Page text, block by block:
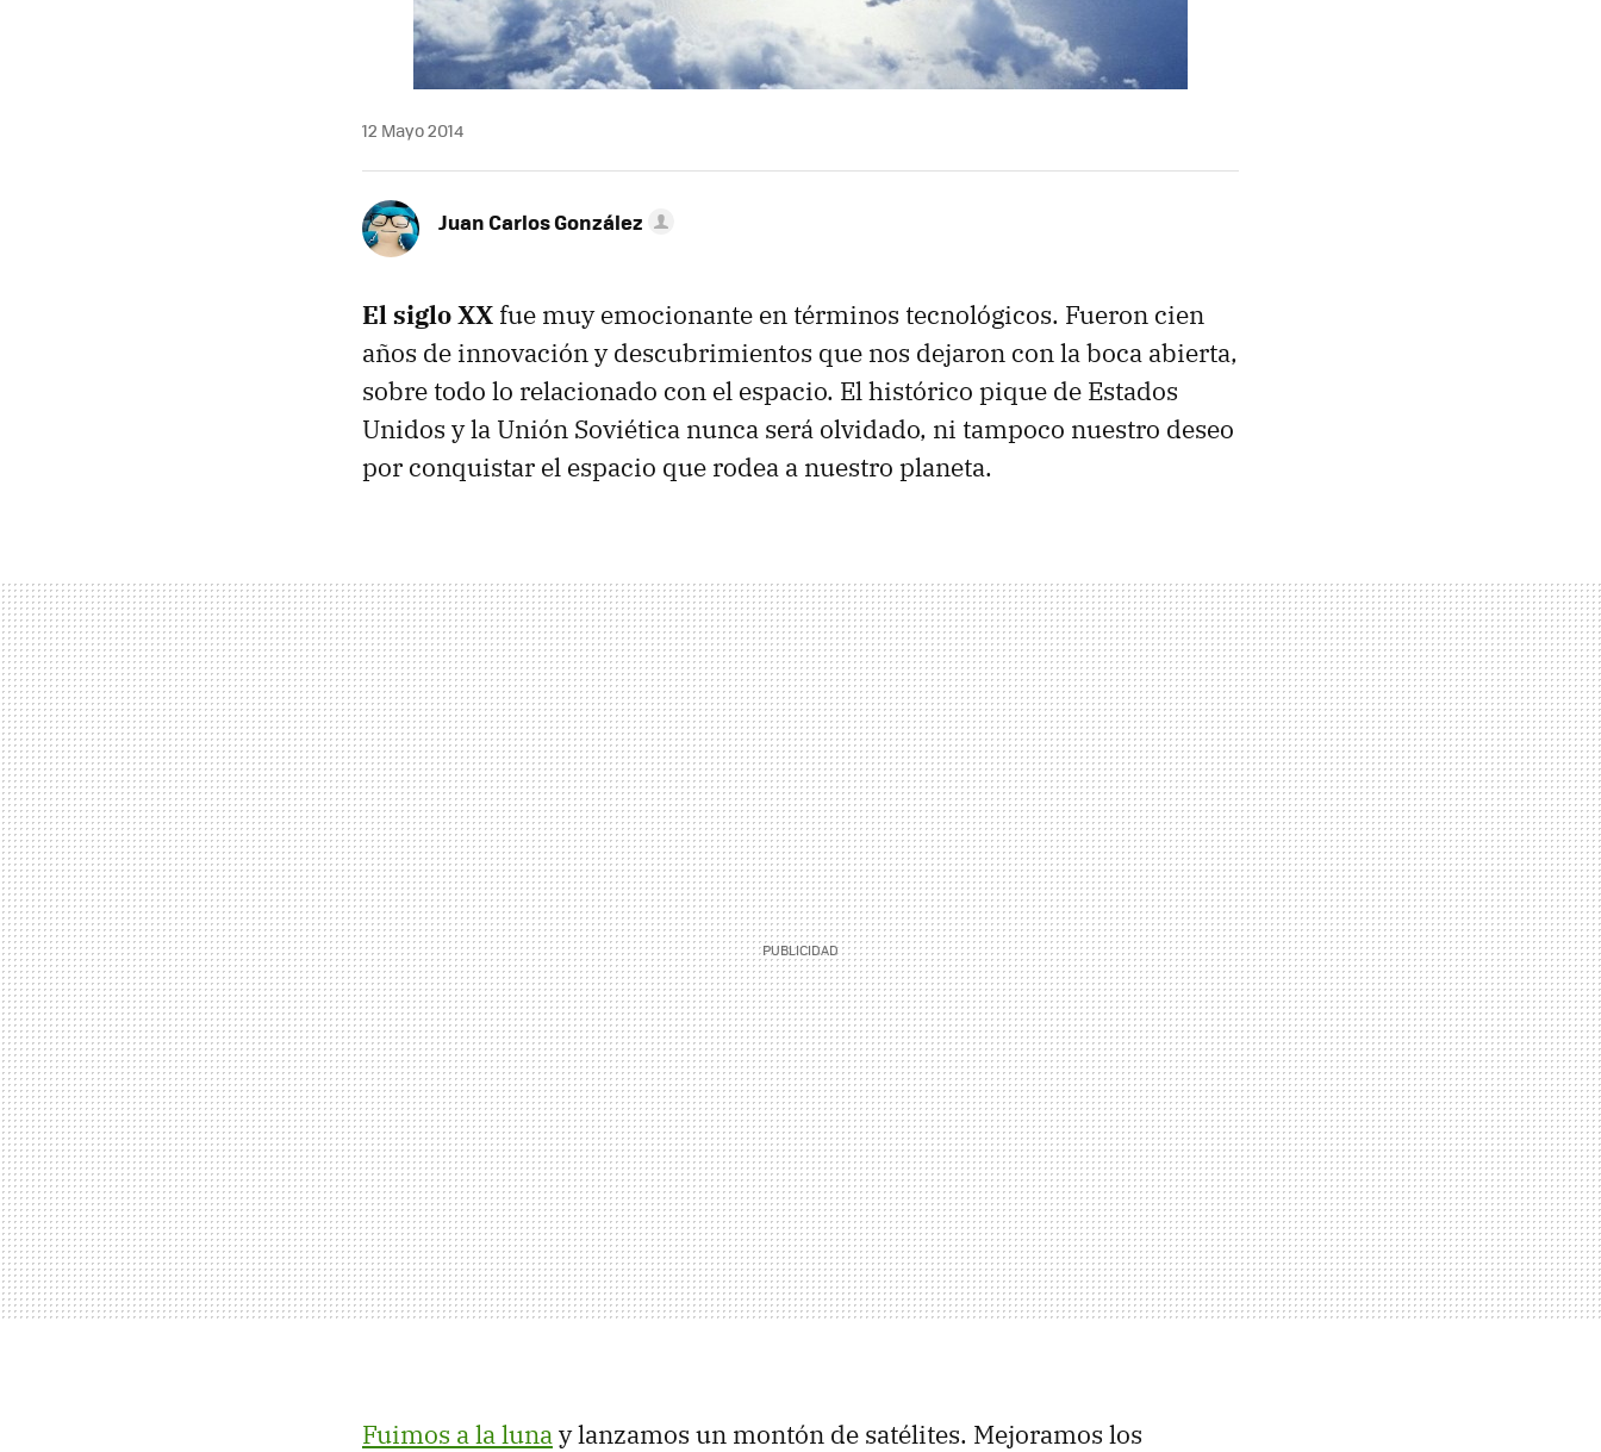
12 Mayo 2014
Juan Carlos González
El siglo XX fue muy emocionante en términos tecnológicos. Fueron cien
años de innovación y descubrimientos que nos dejaron con la boca abierta,
sobre todo lo relacionado con el espacio. El histórico pique de Estados
Unidos y la Unión Soviética nunca será olvidado, ni tampoco nuestro deseo
por conquistar el espacio que rodea a nuestro planeta.
Fuimos a la lunay lanzamos un montón de satélites. Mejoramos los